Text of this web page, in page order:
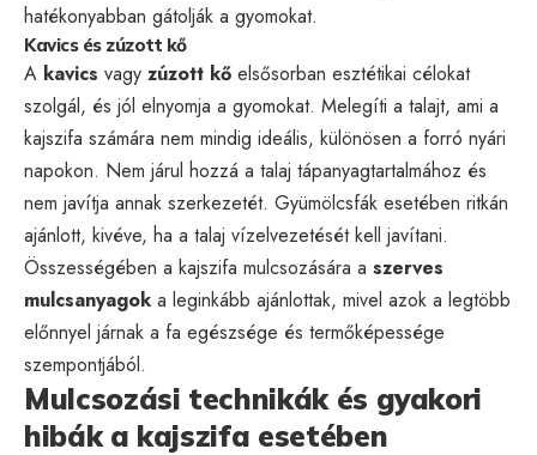
hatékonyabban gátolják a gyomokat.
Kavics és zúzott kő
A kavics vagy zúzott kő elsősorban esztétikai célokat
szolgál, és jól elnyomja a gyomokat. Melegíti a talajt, ami a
kajszifa számára nem mindig ideális, különösen a forró nyári
napokon. Nem járul hozzá a talaj tápanyagtartalmához és
nem javítja annak szerkezetét. Gyümölcsfák esetében ritkán
ajánlott, kivéve, ha a talaj vízelvezetését kell javítani.
Összességében a kajszifa mulcsozására a szerves
mulcsanyagok a leginkább ajánlottak, mivel azok a legtöbb
előnnyel járnak a fa egészsége és termőképessége
szempontjából.
Mulcsozási technikák és gyakori
hibák a kajszifa esetében